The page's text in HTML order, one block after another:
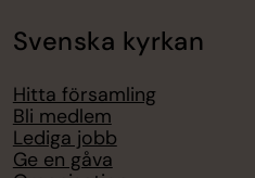
Svenska kyrkan
Hitta församling
Bli medlem
Lediga jobb
Ge en gåva